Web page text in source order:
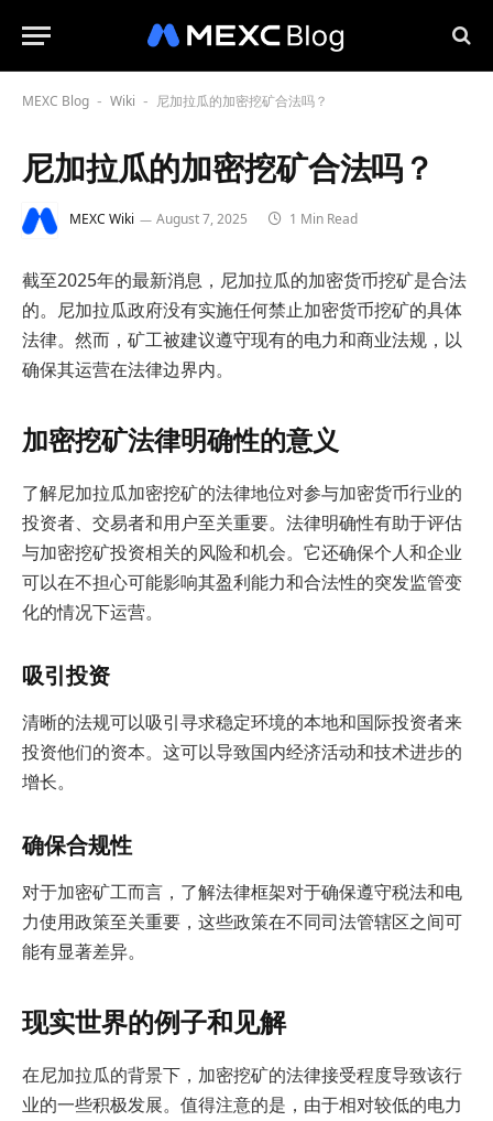
MEXC Blog - Wiki - 尼加拉瓜的加密挖矿合法吗？
尼加拉瓜的加密挖矿合法吗？
MEXC Wiki August 7, 2025 1 Min Read
截至2025年的最新消息，尼加拉瓜的加密货币挖矿是合法
的。尼加拉瓜政府没有实施任何禁止加密货币挖矿的具体
法律。然而，矿工被建议遵守现有的电力和商业法规，以
确保其运营在法律边界内。
加密挖矿法律明确性的意义
了解尼加拉瓜加密挖矿的法律地位对参与加密货币行业的
投资者、交易者和用户至关重要。法律明确性有助于评估
与加密挖矿投资相关的风险和机会。它还确保个人和企业
可以在不担心可能影响其盈利能力和合法性的突发监管变
化的情况下运营。
吸引投资
清晰的法规可以吸引寻求稳定环境的本地和国际投资者来
投资他们的资本。这可以导致国内经济活动和技术进步的
增长。
确保合规性
对于加密矿工而言，了解法律框架对于确保遵守税法和电
力使用政策至关重要，这些政策在不同司法管辖区之间可
能有显著差异。
现实世界的例子和见解
在尼加拉瓜的背景下，加密挖矿的法律接受程度导致该行
业的一些积极发展。值得注意的是，由于相对较低的电力